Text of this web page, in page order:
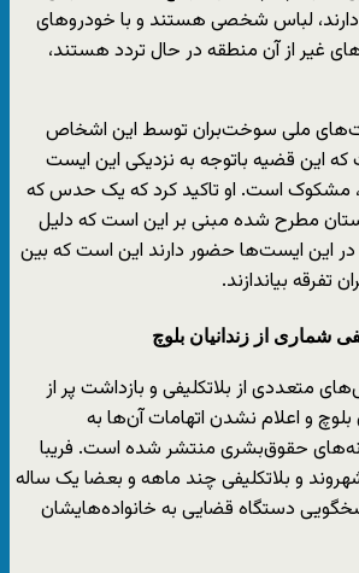
لباس شخصی هستند و با خودروهای
غیر از آن منطقه در حال تردد هستند،
ملی سوخت‌بران توسط این اشخاص
این قضیه باتوجه به نزدیکی این ایست
مشکوک است. او تاکید کرد که یک حدس که
مطرح شده مبنی بر این‌ است که دلیل
این ایست‌ها حضور دارند این است که بین
تفرقه بیاندازند.
شماری از زندانیان بلوچ
متعددی از بلاتکلیفی و بازداشت پر از
بلوچ و اعلام نشدن اتهامات آن‌ها به
حقوق‌بشری منتشر شده است. فریبا
و بلاتکلیفی چند ماهه و بعضا یک ساله
دستگاه قضایی به خانواده‌هایشان